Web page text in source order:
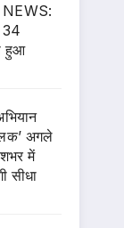
34
हुआ
अगले
में
सीधा